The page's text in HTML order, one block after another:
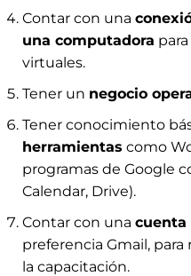
Contar con una
una computadora
virtuales.
Tener un negocio
Tener conocimiento
herramientas como
programas de Google
Calendar, Drive).
Contar con una cuenta
preferencia Gmail,
la capacitación.